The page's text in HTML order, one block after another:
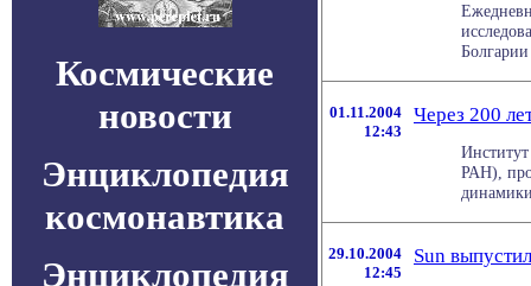
Космические
новости
Энциклопедия
космонавтика
Энциклопедия
01.11.2004
12:43
Через 200
РАН),
29.10.2004
12:45
Sun